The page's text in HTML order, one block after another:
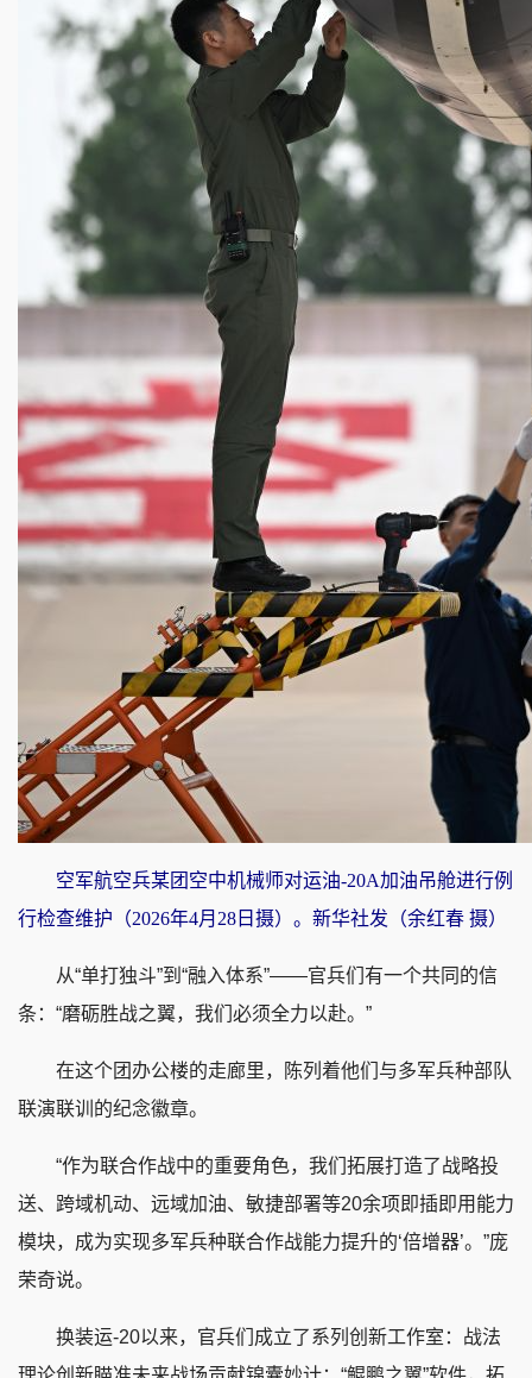
空军航空兵某团空中机械师对运油-20A加油吊舱进行例
行检查维护（2026年4月28日摄）。新华社发（余红春 摄）
从“单打独斗”到“融入体系”——官兵们有一个共同的信
条：“磨砺胜战之翼，我们必须全力以赴。”
在这个团办公楼的走廊里，陈列着他们与多军兵种部队
联演联训的纪念徽章。
“作为联合作战中的重要角色，我们拓展打造了战略投
送、跨域机动、远域加油、敏捷部署等20余项即插即用能力
模块，成为实现多军兵种联合作战能力提升的‘倍增器’。”庞
荣奇说。
换装运-20以来，官兵们成立了系列创新工作室：战法